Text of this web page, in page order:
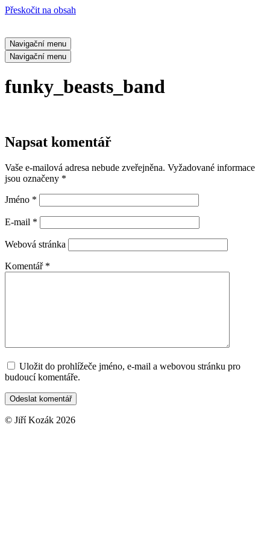
Přeskočit na obsah
Navigační menu
Navigační menu
funky_beasts_band
Napsat komentář
Vaše e-mailová adresa nebude zveřejněna. Vyžadované informace
jsou označeny *
Jméno *
E-mail *
Webová stránka
Komentář *
Uložit do prohlížeče jméno, e-mail a webovou stránku pro
budoucí komentáře.
© Jiří Kozák 2026